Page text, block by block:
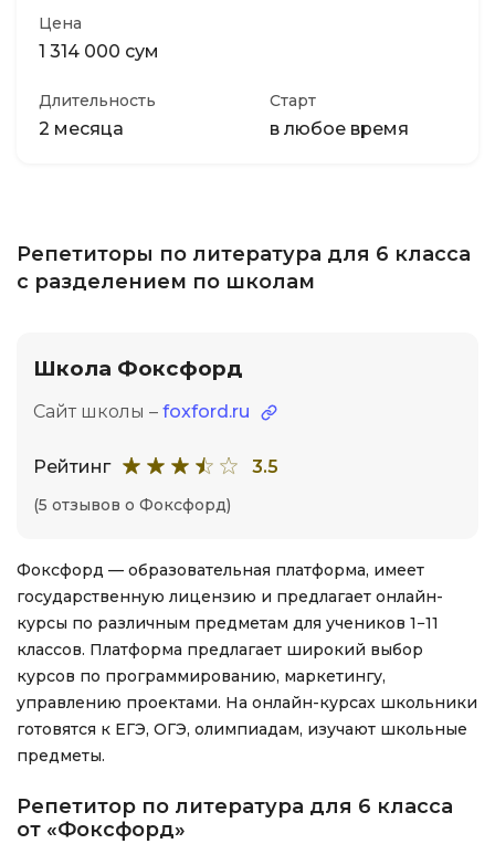
Цена
1 314 000 сум
Длительность
2 месяца
Старт
в любое время
Репетиторы по литература для 6 класса
с разделением по школам
Школа Фоксфорд
Сайт школы – foxford.ru
Рейтинг 3.5
(5 отзывов о Фоксфорд)
Фоксфорд — образовательная платформа, имеет
государственную лицензию и предлагает онлайн-
курсы по различным предметам для учеников 1−11
классов. Платформа предлагает широкий выбор
курсов по программированию, маркетингу,
управлению проектами. На онлайн-курсах школьники
готовятся к ЕГЭ, ОГЭ, олимпиадам, изучают школьные
предметы.
Репетитор по литература для 6 класса
от «Фоксфорд»